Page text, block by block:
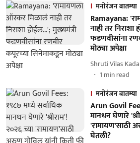
मनोरंजन बातम्या
Ramayana:
नाही तर निराशा
फडणवीसांना
मोठ्या अपेक्षा
Shruti Vilas
1 min read
मनोरंजन बातम्या
Arun Govil
मानधन घेणारे
'रामायण'साठी
घेतली?